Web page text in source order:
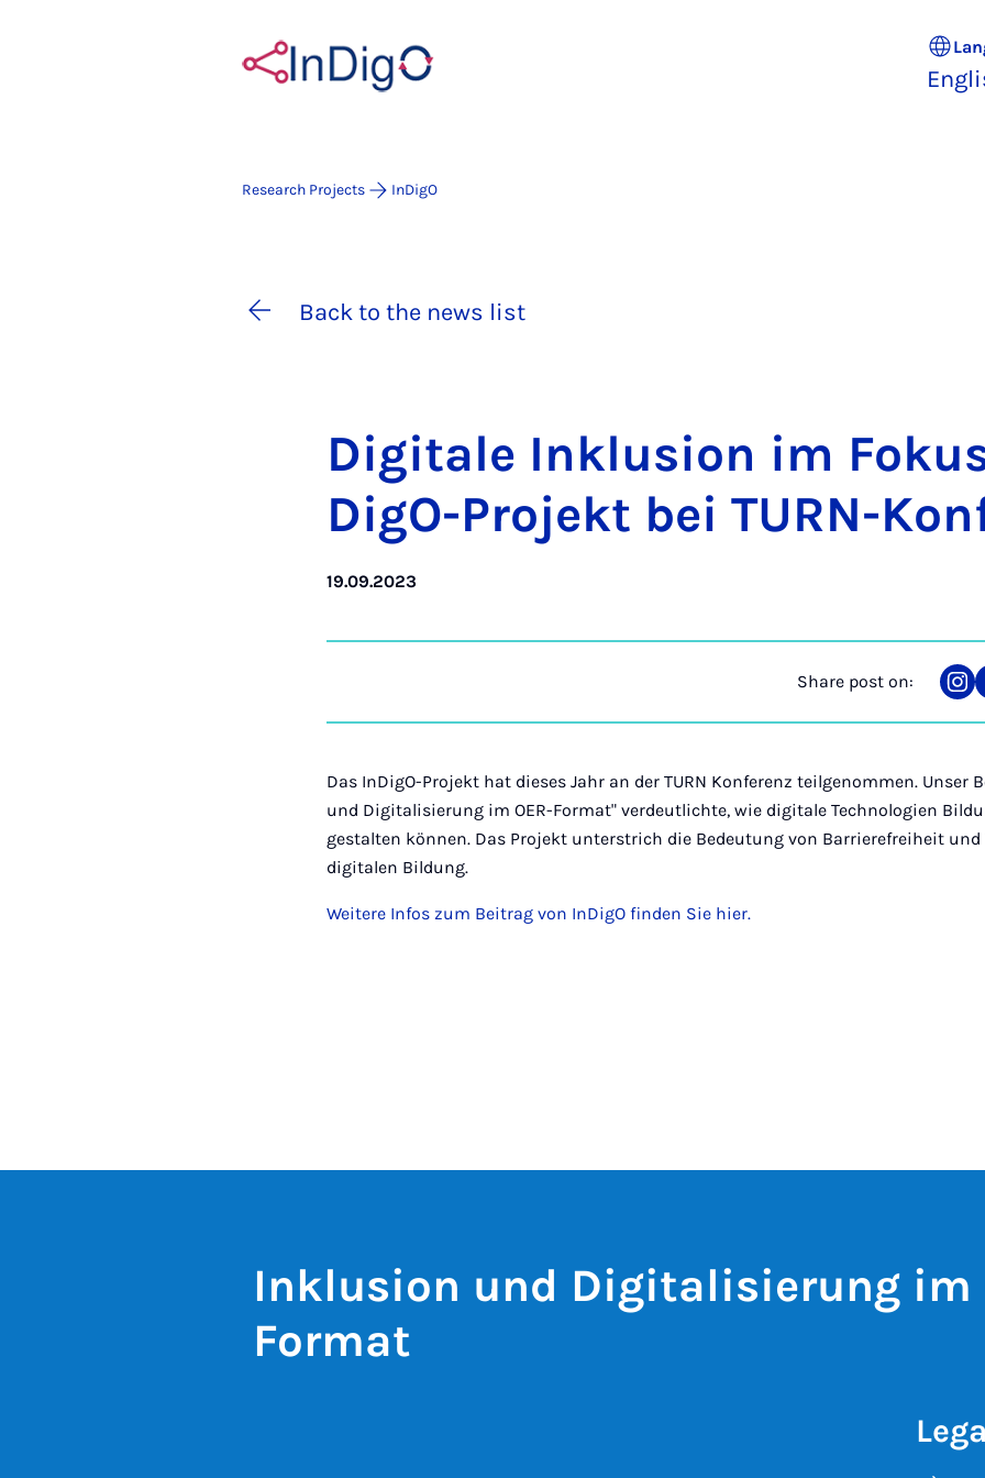
Research Projects InDigO
Back to the news list
Di­gitale Inklu­sion im
DigO-Pro­jekt bei TURN-
19.09.2023
Share post on:
on
Das InDigO-Projekt hat dieses Jahr an der TURN Konferenz teilgenommen. Unser
und Digitalisierung im OER-Format" verdeutlichte, wie digitale Technologien
gestalten können. Das Projekt unterstrich die Bedeutung von Barrierefreiheit
digitalen Bildung.
Weitere Infos zum Beitrag von InDigO finden Sie hier.
Inklusion und Digitalisierung im
Format